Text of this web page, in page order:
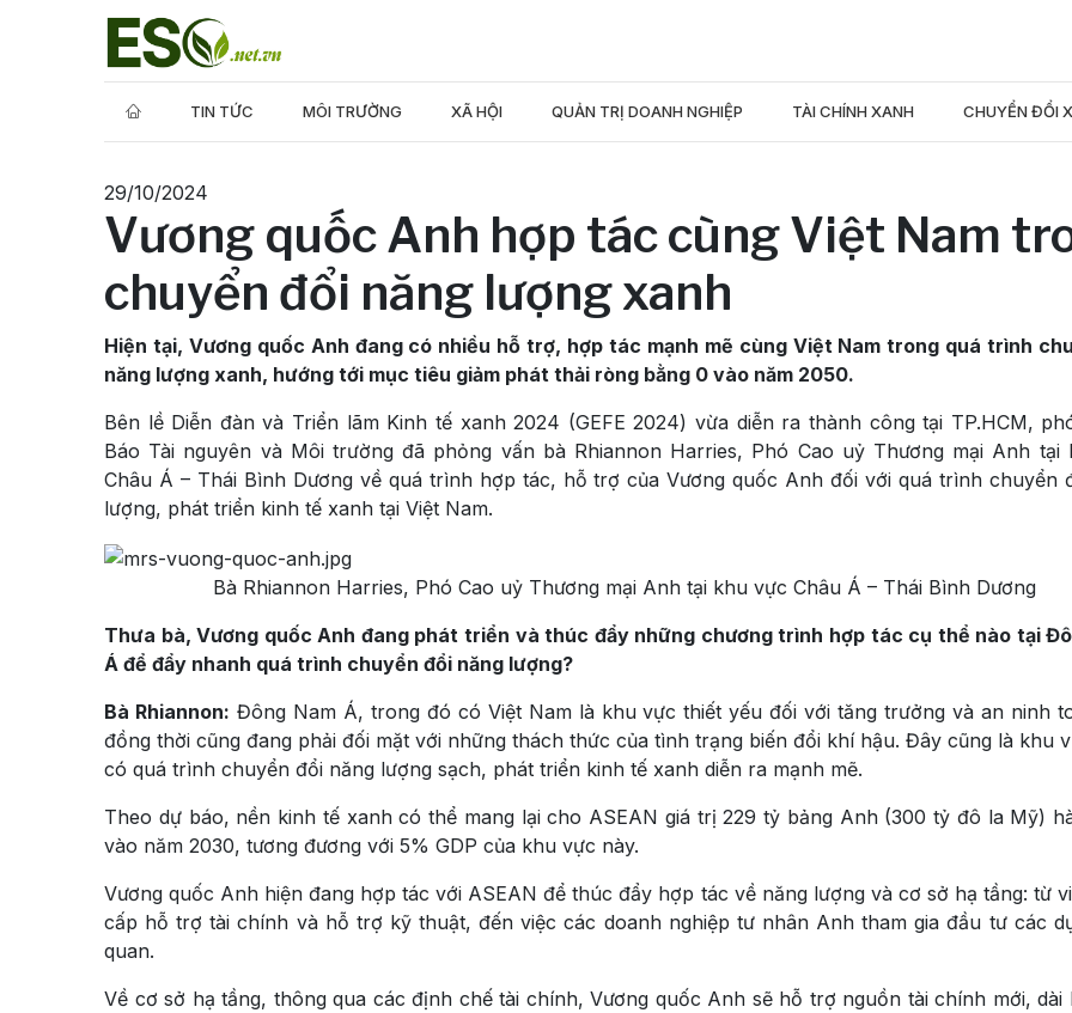
TIN TỨC MÔI TRƯỜNG XÃ HỘI QUẢN TRỊ DOANH NGHIỆP TÀI CHÍNH XANH CHUYỂN ĐỔI
29/10/2024
Vương quốc Anh hợp tác cùng Việt Nam
chuyển đổi năng lượng xanh
Hiện tại, Vương quốc Anh đang có nhiều hỗ trợ, hợp tác mạnh mẽ cùng Việt Nam trong quá trình
năng lượng xanh, hướng tới mục tiêu giảm phát thải ròng bằng 0 vào năm 2050.
Bên lề Diễn đàn và Triển lãm Kinh tế xanh 2024 (GEFE 2024) vừa diễn ra thành công tại TP.HCM,
Báo Tài nguyên và Môi trường đã phỏng vấn bà Rhiannon Harries, Phó Cao uỷ Thương mại Anh tại
Châu Á – Thái Bình Dương về quá trình hợp tác, hỗ trợ của Vương quốc Anh đối với quá trình chuyển
lượng, phát triển kinh tế xanh tại Việt Nam.
Bà Rhiannon Harries, Phó Cao uỷ Thương mại Anh tại khu vực Châu Á – Thái Bình Dương
Thưa bà, Vương quốc Anh đang phát triển và thúc đẩy những chương trình hợp tác cụ thể nào tại
Á để đẩy nhanh quá trình chuyển đổi năng lượng?
Bà Rhiannon: Đông Nam Á, trong đó có Việt Nam là khu vực thiết yếu đối với tăng trưởng và an ninh
đồng thời cũng đang phải đối mặt với những thách thức của tình trạng biến đổi khí hậu. Đây cũng là khu
có quá trình chuyển đổi năng lượng sạch, phát triển kinh tế xanh diễn ra mạnh mẽ.
Theo dự báo, nền kinh tế xanh có thể mang lại cho ASEAN giá trị 229 tỷ bảng Anh (300 tỷ đô la Mỹ)
vào năm 2030, tương đương với 5% GDP của khu vực này.
Vương quốc Anh hiện đang hợp tác với ASEAN để thúc đẩy hợp tác về năng lượng và cơ sở hạ tầng: từ
cấp hỗ trợ tài chính và hỗ trợ kỹ thuật, đến việc các doanh nghiệp tư nhân Anh tham gia đầu tư các
quan.
Về cơ sở hạ tầng, thông qua các định chế tài chính, Vương quốc Anh sẽ hỗ trợ nguồn tài chính mới, dài